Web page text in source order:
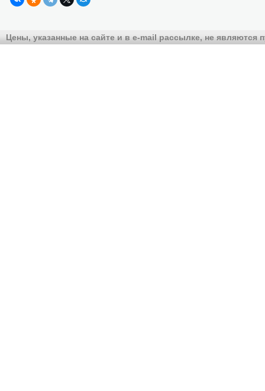
Цены, указанные на сайте и в e-mail рассылке, не являются